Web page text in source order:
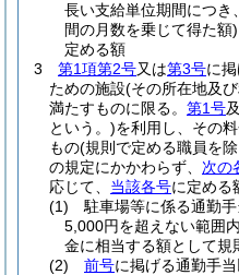
長い支給単位期間につ
間の月数を乗じて得た額)
定める額
3
第1項第2号又は第3号に
ための施設(その所在地及
満たすものに限る。 第1号
という。)を利用し、その
もの(規則で定める職員を
の規定にかかわらず、 次の
応じて、 当該各号に定める
(1)
駐車場等に係る通勤
5,000円を超えない範囲
金に相当する額として規
(2)
前号に掲げる通勤手